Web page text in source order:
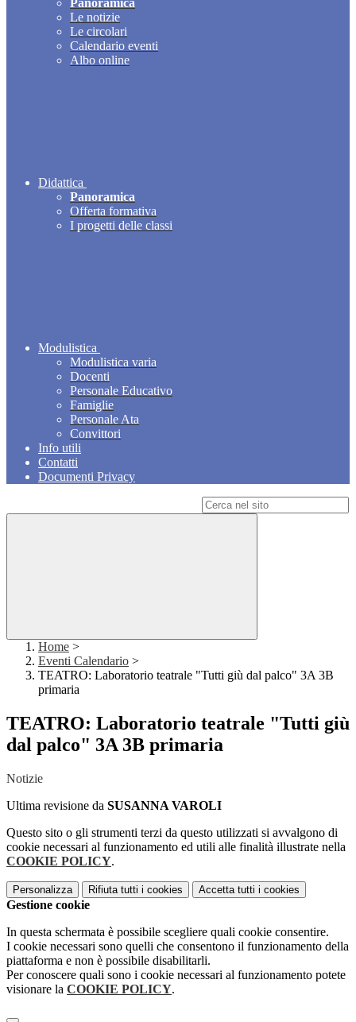
Panoramica
Le notizie
Le circolari
Calendario eventi
Albo online
Didattica
Panoramica
Offerta formativa
I progetti delle classi
Modulistica
Modulistica varia
Docenti
Personale Educativo
Famiglie
Personale Ata
Convittori
Info utili
Contatti
Documenti Privacy
Home >
Eventi Calendario >
TEATRO: Laboratorio teatrale "Tutti giù dal palco" 3A 3B
primaria
TEATRO: Laboratorio teatrale "Tutti giù
dal palco" 3A 3B primaria
Notizie
Ultima revisione da SUSANNA VAROLI
Questo sito o gli strumenti terzi da questo utilizzati si avvalgono di
cookie necessari al funzionamento ed utili alle finalità illustrate nella
COOKIE POLICY.
Personalizza Rifiuta tutti i cookies Accetta tutti i cookies
Gestione cookie
In questa schermata è possibile scegliere quali cookie consentire.
I cookie necessari sono quelli che consentono il funzionamento della
piattaforma e non è possibile disabilitarli.
Per conoscere quali sono i cookie necessari al funzionamento potete
visionare la COOKIE POLICY.